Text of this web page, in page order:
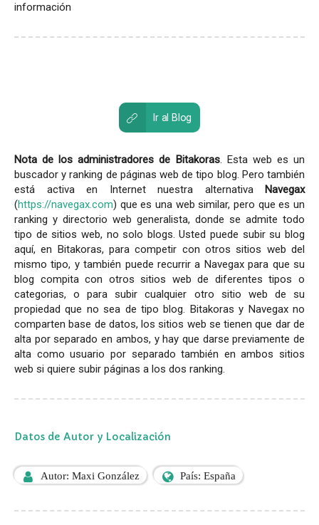
información
Ir al Blog
Nota de los administradores de Bitakoras. Esta web es un
buscador y ranking de páginas web de tipo blog. Pero también
está activa en Internet nuestra alternativa Navegax
(https://navegax.com) que es una web similar, pero que es un
ranking y directorio web generalista, donde se admite todo
tipo de sitios web, no solo blogs. Usted puede subir su blog
aquí, en Bitakoras, para competir con otros sitios web del
mismo tipo, y también puede recurrir a Navegax para que su
blog compita con otros sitios web de diferentes tipos o
categorias, o para subir cualquier otro sitio web de su
propiedad que no sea de tipo blog. Bitakoras y Navegax no
comparten base de datos, los sitios web se tienen que dar de
alta por separado en ambos, y hay que darse previamente de
alta como usuario por separado también en ambos sitios
web si quiere subir páginas a los dos ranking.
Datos de Autor y Localización
Autor: Maxi González País: España